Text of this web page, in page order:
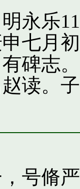
永乐
七月
碑志
读。
号脩严